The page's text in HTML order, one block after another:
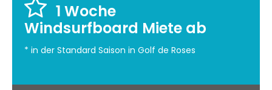
1 Woche
Windsurfboard Miete ab
* in der Standard Saison in Golf de Roses